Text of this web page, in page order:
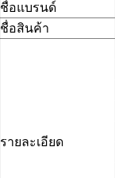
ชื่อแบรนด์
ชื่อสินค้า
รายละเอียด